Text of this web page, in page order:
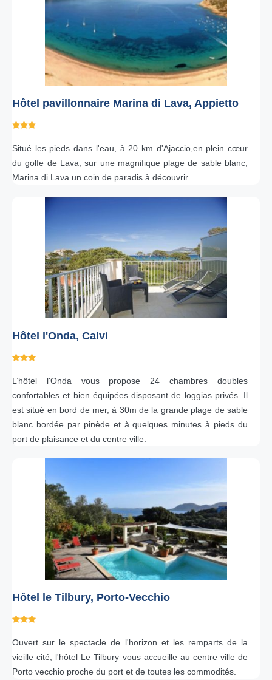
Hôtel pavillonnaire Marina di Lava, Appietto
Situé les pieds dans l'eau, à 20 km d'Ajaccio,en plein cœur
du golfe de Lava, sur une magnifique plage de sable blanc,
Marina di Lava un coin de paradis à découvrir...
Hôtel l'Onda, Calvi
L’hôtel l'Onda vous propose 24 chambres doubles
confortables et bien équipées disposant de loggias privés. Il
est situé en bord de mer, à 30m de la grande plage de sable
blanc bordée par pinède et à quelques minutes à pieds du
port de plaisance et du centre ville.
Hôtel le Tilbury, Porto-Vecchio
Ouvert sur le spectacle de l'horizon et les remparts de la
vieille cité, l'hôtel Le Tilbury vous accueille au centre ville de
Porto vecchio proche du port et de toutes les commodités.